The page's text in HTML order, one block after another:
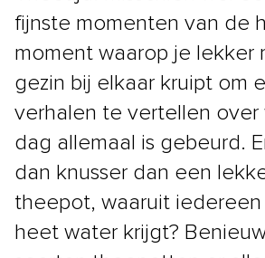
fijnste momenten van de
moment waarop je lekker
gezin bij elkaar kruipt om
verhalen te vertellen over
dag allemaal is gebeurd.
dan knusser dan een
theepot, waaruit
heet water krijgt?